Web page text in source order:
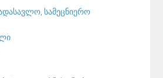
, სამეცნიერო